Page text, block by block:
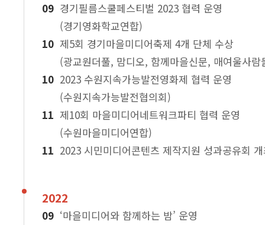
경기필름스쿨페스티벌 2023 협력 운영
(경기영화학교연합)
제5회 경기마을미디어축제 4개 단체 수상
(광교원더풀, 맘디오, 함께마을신문, 매여울사람
2023 수원지속가능발전영화제 협력 운영
(수원지속가능발전협의회)
제10회 마을미디어네트워크파티 협력 운영
(수원마을미디어연합)
2023 시민미디어콘텐츠 제작지원 성과공유회
2022
‘마을미디어와 함께하는 밤’ 운영